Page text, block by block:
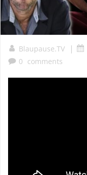
Blaupause.TV |
0 comments